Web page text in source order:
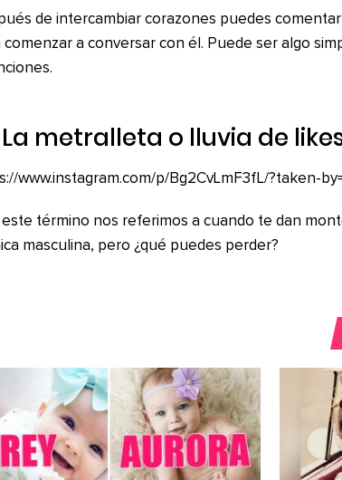
de intercambiar corazones puedes
comenzar a conversar con él. Puede ser algo
La metralleta o lluvia de
www.instagram.com/p/Bg2CvLmF3fL/?taken-
término nos referimos a cuando te dan
masculina, pero ¿qué puedes perder?